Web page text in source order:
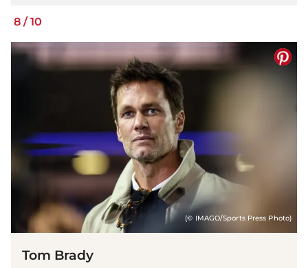
8 /10
(© IMAGO/Sports Press Photo)
Tom Brady